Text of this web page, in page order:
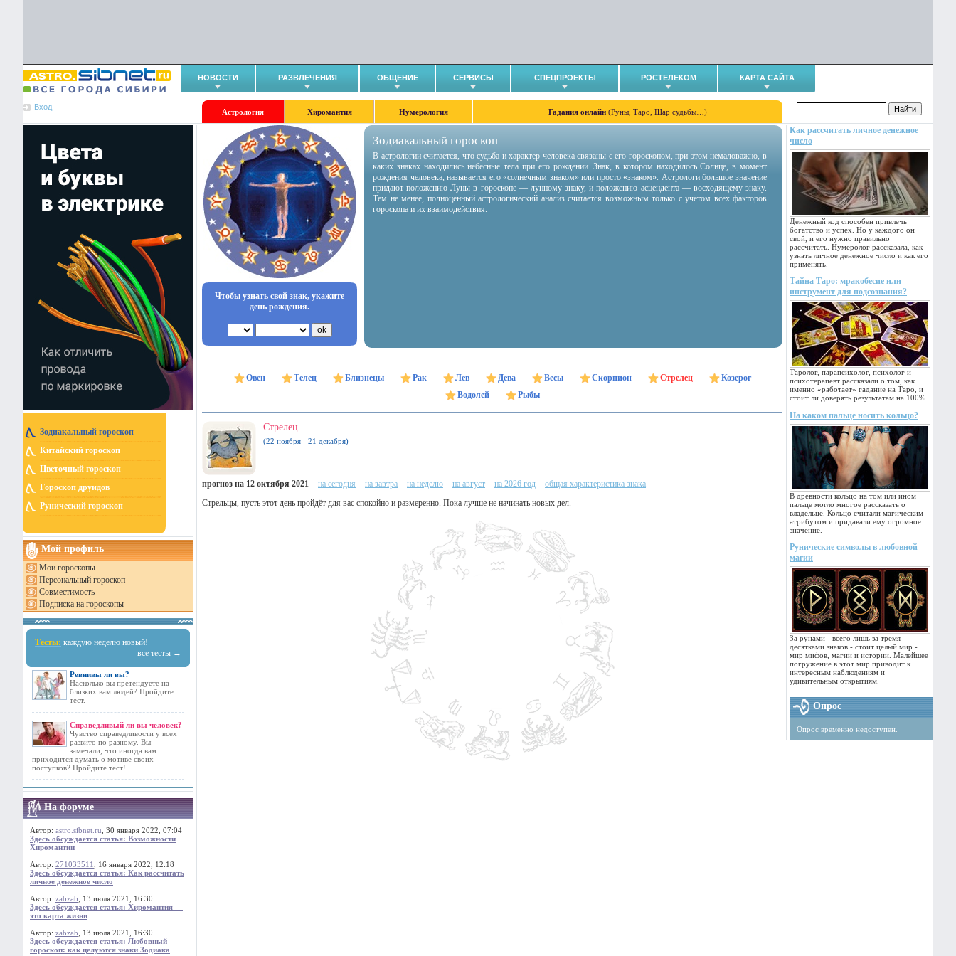
НОВОСТИ РАЗВЛЕЧЕНИЯ ОБЩЕНИЕ СЕРВИСЫ СПЕЦПРОЕКТЫ РОСТЕЛЕКОМ КАРТА САЙТА
Вход
Астрология Хиромантия Нумерология Гадания онлайн (Руны, Таро, Шар судьбы…)
Зодиакальный гороскоп
Китайский гороскоп
Цветочный гороскоп
Гороскоп друидов
Рунический гороскоп
Мой профиль
Мои гороскопы
Персональный гороскоп
Совместимость
Подписка на гороскопы
Тесты: каждую неделю новый!
все тесты →
Ревнивы ли вы?
Насколько вы претендуете на
близких вам людей? Пройдите
тест.
Справедливый ли вы человек?
Чувство справедливости у всех
развито по разному. Вы
замечали, что иногда вам
приходится думать о мотиве своих
поступков? Пройдите тест!
На форуме
Автор: astro.sibnet.ru , 30 января 2022, 07:04
Здесь обсуждается статья: Возможности
Хиромантии
Автор: 271033511
, 16 января 2022, 12:18
Здесь обсуждается статья: Как рассчитать
личное денежное число
Автор: zabzab , 13 июля 2021, 16:30
Здесь обсуждается статья: Хиромантия —
это карта жизни
Автор: zabzab , 13 июля 2021, 16:30
Здесь обсуждается статья: Любовный
гороскоп: как целуются знаки Зодиака
Как рассчитать личное денежное
число
Денежный код способен привлечь
богатство и успех. Но у каждого он
свой, и его нужно правильно
рассчитать. Нумеролог рассказала, как
узнать личное денежное число и как его
применять.
Тайна Таро: мракобесие или
инструмент для подсознания?
Таролог, парапсихолог, психолог и
психотерапевт рассказали о том, как
именно «работает» гадание на Таро, и
стоит ли доверять результатам на 100%.
На каком пальце носить кольцо?
В древности кольцо на том или ином
пальце могло многое рассказать о
владельце. Кольцо считали магическим
атрибутом и придавали ему огромное
значение.
Рунические символы в любовной
магии
За рунами - всего лишь за тремя
десятками знаков - стоит целый мир -
мир мифов, магии и истории. Малейшее
погружение в этот мир приводит к
интересным наблюдениям и
удивительным открытиям.
Опрос
Опрос временно недоступен.
Чтобы узнать свой знак, укажите
день рождения.
Зодиакальный гороскоп
В астрологии считается, что судьба и характер человека связаны с его гороскопом, при этом немаловажно, в
каких знаках находились небесные тела при его рождении. Знак, в котором находилось Солнце, в момент
рождения человека, называется его «солнечным знаком» или просто «знаком». Астрологи большое значение
придают положению Луны в гороскопе — лунному знаку, и положению асцендента — восходящему знаку.
Тем не менее, полноценный астрологический анализ считается возможным только с учётом всех факторов
гороскопа и их взаимодействия.
Овен Телец Близнецы Рак Лев Дева Весы Скорпион Стрелец
Козерог
Водолей
Рыбы
Стрелец
(22 ноября - 21 декабря)
прогноз на 12 октября 2021 на сегодня на завтра на неделю на август на 2026 год
общая характеристика знака
Стрельцы, пусть этот день пройдёт для вас спокойно и размеренно. Пока лучше не начинать новых дел.